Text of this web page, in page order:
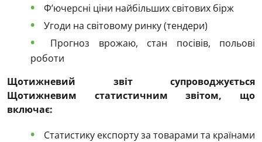
Ф’ючерсні ціни найбільших світових бірж
Угоди на світовому ринку (тендери)
Прогноз врожаю, стан посівів, польові
роботи
Щотижневий звіт супроводжується
Щотижневим статистичним звітом, що
включає:
Статистику експорту за товарами та країнами